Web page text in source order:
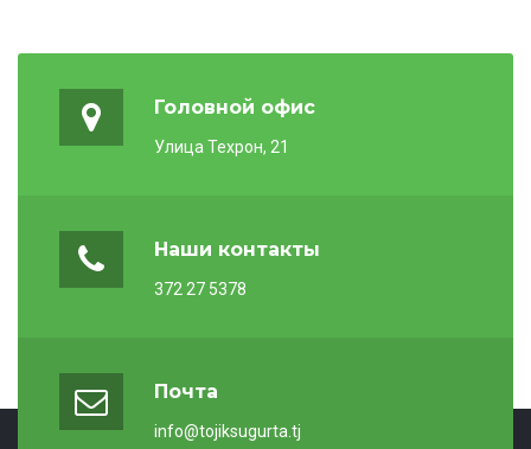
Головной офис
Улица Техрон, 21
Наши контакты
372 27 5378
Почта
info@tojiksugurta.tj